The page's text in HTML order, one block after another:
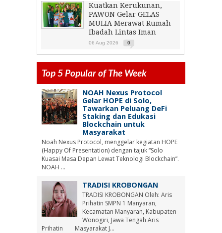
Kuatkan Kerukunan,
PAWON Gelar GELAS
MULIA Merawat Rumah
Ibadah Lintas Iman
06 Aug 2026 0
Top 5 Popular of The Week
NOAH Nexus Protocol
Gelar HOPE di Solo,
Tawarkan Peluang DeFi
Staking dan Edukasi
Blockchain untuk
Masyarakat
Noah Nexus Protocol, menggelar kegiatan HOPE
(Happy Of Presentation) dengan tajuk “Solo
Kuasai Masa Depan Lewat Teknologi Blockchain”.
NOAH ...
TRADISI KROBONGAN
TRADISI KROBONGAN Oleh: Aris
Prihatin SMPN 1 Manyaran,
Kecamatan Manyaran, Kabupaten
Wonogiri, Jawa Tengah Aris
Prihatin Masyarakat J...